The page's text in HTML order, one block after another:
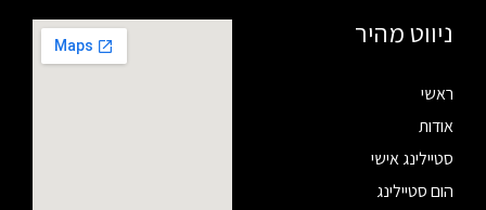
ניווט מהיר
ראשי
אודות
סטיילינג אישי
הום סטיילינג